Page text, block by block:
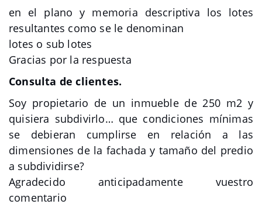
en el plano y memoria descriptiva los lotes
resultantes como se le denominan
lotes o sub lotes
Gracias por la respuesta
Consulta de clientes.
Soy propietario de un inmueble de 250 m2 y
quisiera subdivirlo… que condiciones mínimas
se debieran cumplirse en relación a las
dimensiones de la fachada y tamaño del predio
a subdividirse?
Agradecido anticipadamente vuestro
comentario